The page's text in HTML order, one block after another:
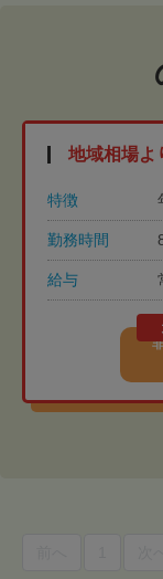
地域相場よ
特徴
勤務時間
給与